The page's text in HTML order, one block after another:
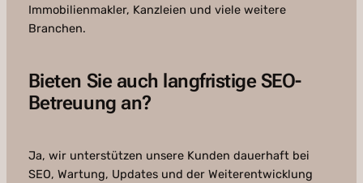
Immobilienmakler, Kanzleien und viele weitere
Branchen.
Bieten Sie auch langfristige SEO-
Betreuung an?
Ja, wir unterstützen unsere Kunden dauerhaft bei
SEO, Wartung, Updates und der Weiterentwicklung